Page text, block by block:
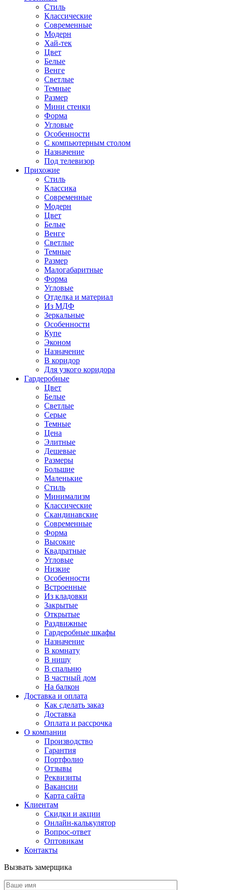
Стиль
Классические
Современные
Модерн
Хай-тек
Цвет
Белые
Венге
Светлые
Темные
Размер
Мини стенки
Форма
Угловые
Особенности
С компьютерным столом
Назначение
Под телевизор
Прихожие
Стиль
Классика
Современные
Модерн
Цвет
Белые
Венге
Светлые
Темные
Размер
Малогабаритные
Форма
Угловые
Отделка и материал
Из МДФ
Зеркальные
Особенности
Купе
Эконом
Назначение
В коридор
Для узкого коридора
Гардеробные
Цвет
Белые
Светлые
Серые
Темные
Цена
Элитные
Дешевые
Размеры
Большие
Маленькие
Стиль
Минимализм
Классические
Скандинавские
Современные
Форма
Высокие
Квадратные
Угловые
Низкие
Особенности
Встроенные
Из кладовки
Закрытые
Открытые
Раздвижные
Гардеробные шкафы
Назначение
В комнату
В нишу
В спальню
В частный дом
На балкон
Доставка и оплата
Как сделать заказ
Доставка
Оплата и рассрочка
О компании
Производство
Гарантия
Портфолио
Отзывы
Реквизиты
Вакансии
Карта сайта
Клиентам
Скидки и акции
Онлайн-калькулятор
Вопрос-ответ
Оптовикам
Контакты
Вызвать замерщика